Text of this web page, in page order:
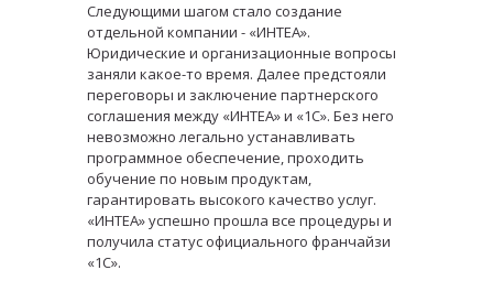
Следующими шагом стало создание
отдельной компании - «ИНТЕА».
Юридические и организационные вопросы
заняли какое-то время. Далее предстояли
переговоры и заключение партнерского
соглашения между «ИНТЕА» и «1С». Без него
невозможно легально устанавливать
программное обеспечение, проходить
обучение по новым продуктам,
гарантировать высокого качество услуг.
«ИНТЕА» успешно прошла все процедуры и
получила статус официального франчайзи
«1С».